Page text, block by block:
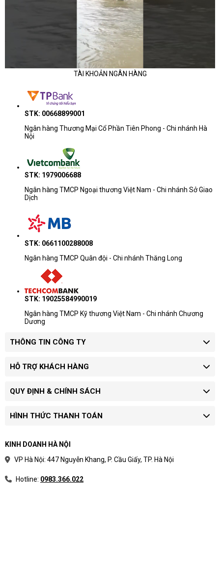
TÀI KHOẢN NGÂN HÀNG
STK: 00668899001
Ngân hàng Thương Mại Cổ Phần Tiên Phong - Chi nhánh Hà
Nội
STK: 1979006688
Ngân hàng TMCP Ngoại thương Việt Nam - Chi nhánh Sở Giao
Dịch
STK: 0661100288008
Ngân hàng TMCP Quân đội - Chi nhánh Thăng Long
STK: 19025584990019
Ngân hàng TMCP Kỹ thương Việt Nam - Chi nhánh Chương
Dương
THÔNG TIN CÔNG TY
HỖ TRỢ KHÁCH HÀNG
QUY ĐỊNH & CHÍNH SÁCH
HÌNH THỨC THANH TOÁN
KINH DOANH HÀ NỘI
VP Hà Nội: 447 Nguyễn Khang, P. Cầu Giấy, TP. Hà Nội
Hotline: 0983.366.022